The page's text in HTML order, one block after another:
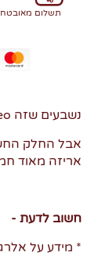
תשלום מאובטח
נשבעים שזה Oreo, פשוט הלוגו בסינית.
אבל החלק
אריזה מאוד
חשוב לדעת -
* מידע על